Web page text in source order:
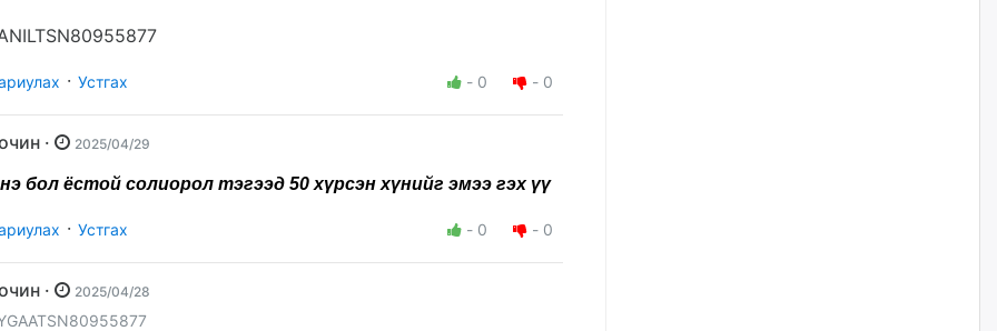
· Устгах - 0 - 0
Зочин · 2025/04/29
бол ёстой солиорол тэгээд 50 хүрсэн хүнийг эмээ гэх үү
· Устгах - 0 - 0
Зочин · 2025/04/28